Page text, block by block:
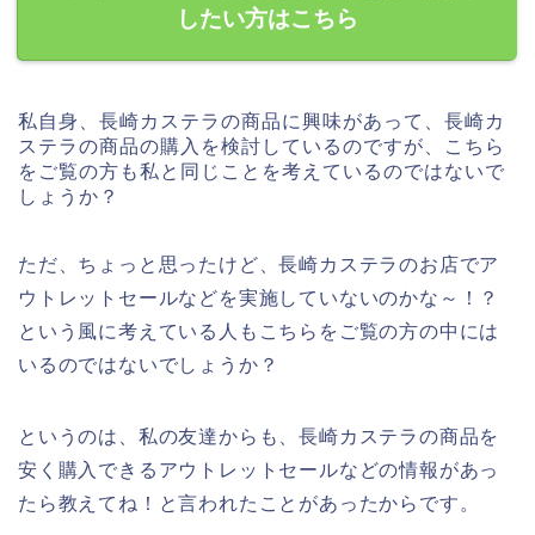
したい方はこちら
私自身、長崎カステラの商品に興味があって、長崎カ
ステラの商品の購入を検討しているのですが、こちら
をご覧の方も私と同じことを考えているのではないで
しょうか？
ただ、ちょっと思ったけど、長崎カステラのお店でア
ウトレットセールなどを実施していないのかな～！？
という風に考えている人もこちらをご覧の方の中には
いるのではないでしょうか？
というのは、私の友達からも、長崎カステラの商品を
安く購入できるアウトレットセールなどの情報があっ
たら教えてね！と言われたことがあったからです。